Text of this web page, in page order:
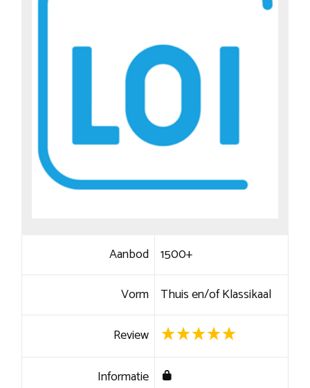
Aanbod 1500+
Vorm Thuis en/of Klassikaal
Review
Informatie